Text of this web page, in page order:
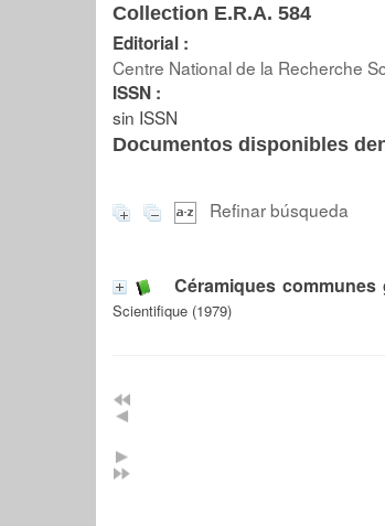
Collection E.R.A. 584
Editorial :
Centre National de la Recherche
ISSN :
sin ISSN
Documentos disponibles
Refinar búsqueda
Céramiques
Scientifique (1979)